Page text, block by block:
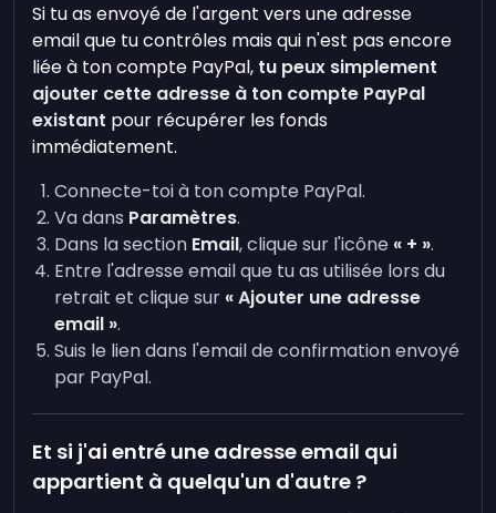
Si tu as envoyé de l'argent vers une adresse
email que tu contrôles mais qui n'est pas encore
liée à ton compte PayPal, tu peux simplement
ajouter cette adresse à ton compte PayPal
existant pour récupérer les fonds
immédiatement.
Connecte-toi à ton compte PayPal.
Va dans Paramètres.
Dans la section Email, clique sur l'icône « + ».
Entre l'adresse email que tu as utilisée lors du
retrait et clique sur « Ajouter une adresse
email ».
Suis le lien dans l'email de confirmation envoyé
par PayPal.
Et si j'ai entré une adresse email qui
appartient à quelqu'un d'autre ?